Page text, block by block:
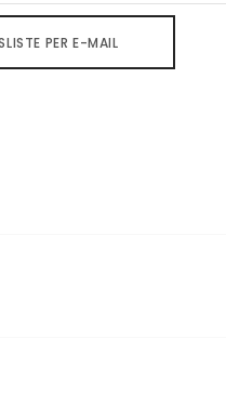
PER E-MAIL